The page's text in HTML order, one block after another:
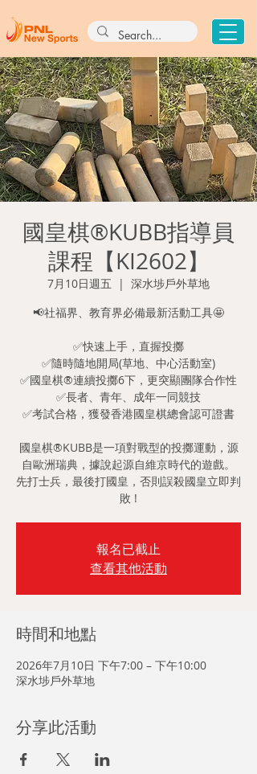
國皇棋®KUBB指導員
課程【KI2602】
7月10日週五
  |
深水埗戶外草地
📢社福界、教育界必備最新活動工具🤩
✅快速上手，直握投擲
✅隨時隨地開局(草地、中心活動室)
✅國皇棋®連續投擲6下，更突顯團隊合作性
✅長者、青年、成年一同競技
✅考試合格，獲發香港國皇棋總會認可證書
國皇棋®KUBB是一項對戰型的投擲運動，源
自歐洲瑞典，據說起源自維京時代的遊戲。
先打士兵，最後打國皇，否則誤殺國皇立即判
敗 !
報名已截止
查看其他活動
時間和地點
2026年7月10日 下午7:00 – 下午10:00
深水埗戶外草地
分享此活動